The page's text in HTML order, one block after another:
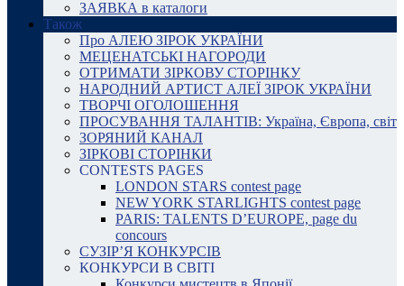
ЗАЯВКА в каталоги
Також
Про АЛЕЮ ЗІРОК УКРАЇНИ
МЕЦЕНАТСЬКІ НАГОРОДИ
ОТРИМАТИ ЗІРКОВУ СТОРІНКУ
НАРОДНИЙ АРТИСТ АЛЕЇ ЗІРОК УКРАЇНИ
ТВОРЧІ ОГОЛОШЕННЯ
ПРОСУВАННЯ ТАЛАНТІВ: Україна, Європа, світ
ЗОРЯНИЙ КАНАЛ
ЗІРКОВІ СТОРІНКИ
CONTESTS PAGES
LONDON STARS contest page
NEW YORK STARLIGHTS contest page
PARIS: TALENTS D’EUROPE, page du
concours
СУЗІР’Я КОНКУРСІВ
КОНКУРСИ В СВІТІ